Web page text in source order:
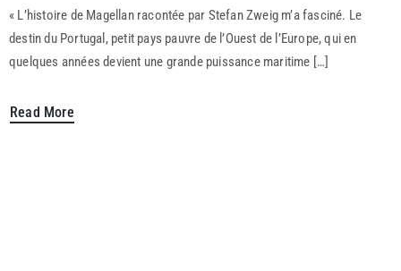
« L’histoire de Magellan racontée par Stefan Zweig m’a fasciné. Le
destin du Portugal, petit pays pauvre de l’Ouest de l’Europe, qui en
quelques années devient une grande puissance maritime […]
Read More